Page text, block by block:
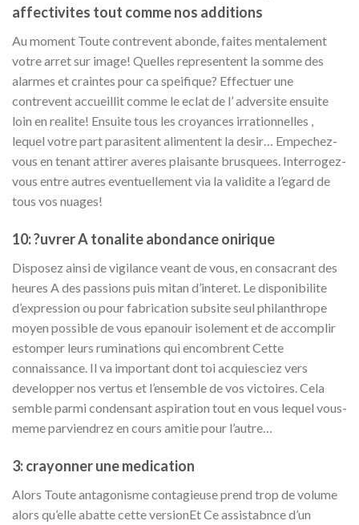
affectivites tout comme nos additions
Au moment Toute contrevent abonde, faites mentalement
votre arret sur image! Quelles representent la somme des
alarmes et craintes pour ca speifique? Effectuer une
contrevent accueillit comme le eclat de l’ adversite ensuite
loin en realite! Ensuite tous les croyances irrationnelles ,
lequel votre part parasitent alimentent la desir… Empechez-
vous en tenant attirer averes plaisante brusquees. Interrogez-
vous entre autres eventuellement via la validite a l’egard de
tous vos nuages!
10: ?uvrer A tonalite abondance onirique
Disposez ainsi de vigilance veant de vous, en consacrant des
heures A des passions puis mitan d’interet. Le disponibilite
d’expression ou pour fabrication subsite seul philanthrope
moyen possible de vous epanouir isolement et de accomplir
estomper leurs ruminations qui encombrent Cette
connaissance. Il va important dont toi acquiesciez vers
developper nos vertus et l’ensemble de vos victoires. Cela
semble parmi condensant aspiration tout en vous lequel vous-
meme parviendrez en cours amitie pour l’autre…
3: crayonner une medication
Alors Toute antagonisme contagieuse prend trop de volume
alors qu’elle abatte cette versionEt Ce assistabnce d’un